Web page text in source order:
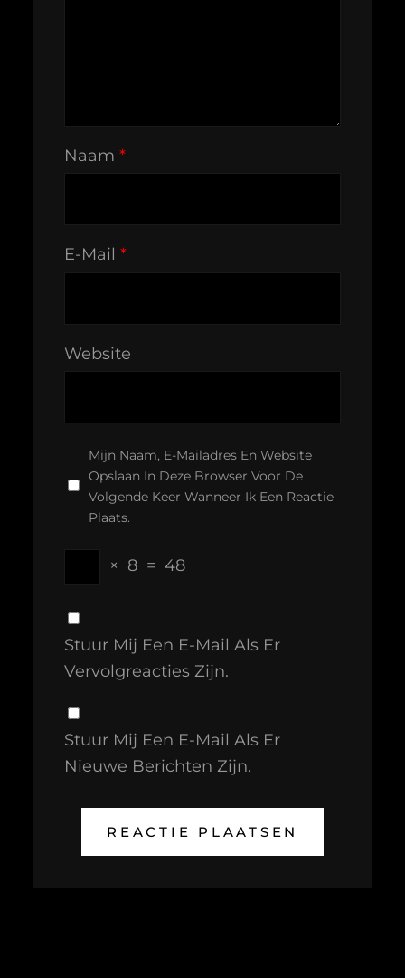
Naam *
E-Mail *
Website
Mijn Naam, E-Mailadres En Website
Opslaan In Deze Browser Voor De
Volgende Keer Wanneer Ik Een Reactie
Plaats.
× 8 = 48
Stuur Mij Een E-Mail Als Er
Vervolgreacties Zijn.
Stuur Mij Een E-Mail Als Er
Nieuwe Berichten Zijn.